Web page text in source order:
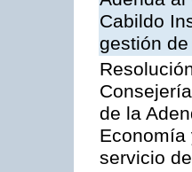
Cabildo
gestión
de la
Economía
servicio